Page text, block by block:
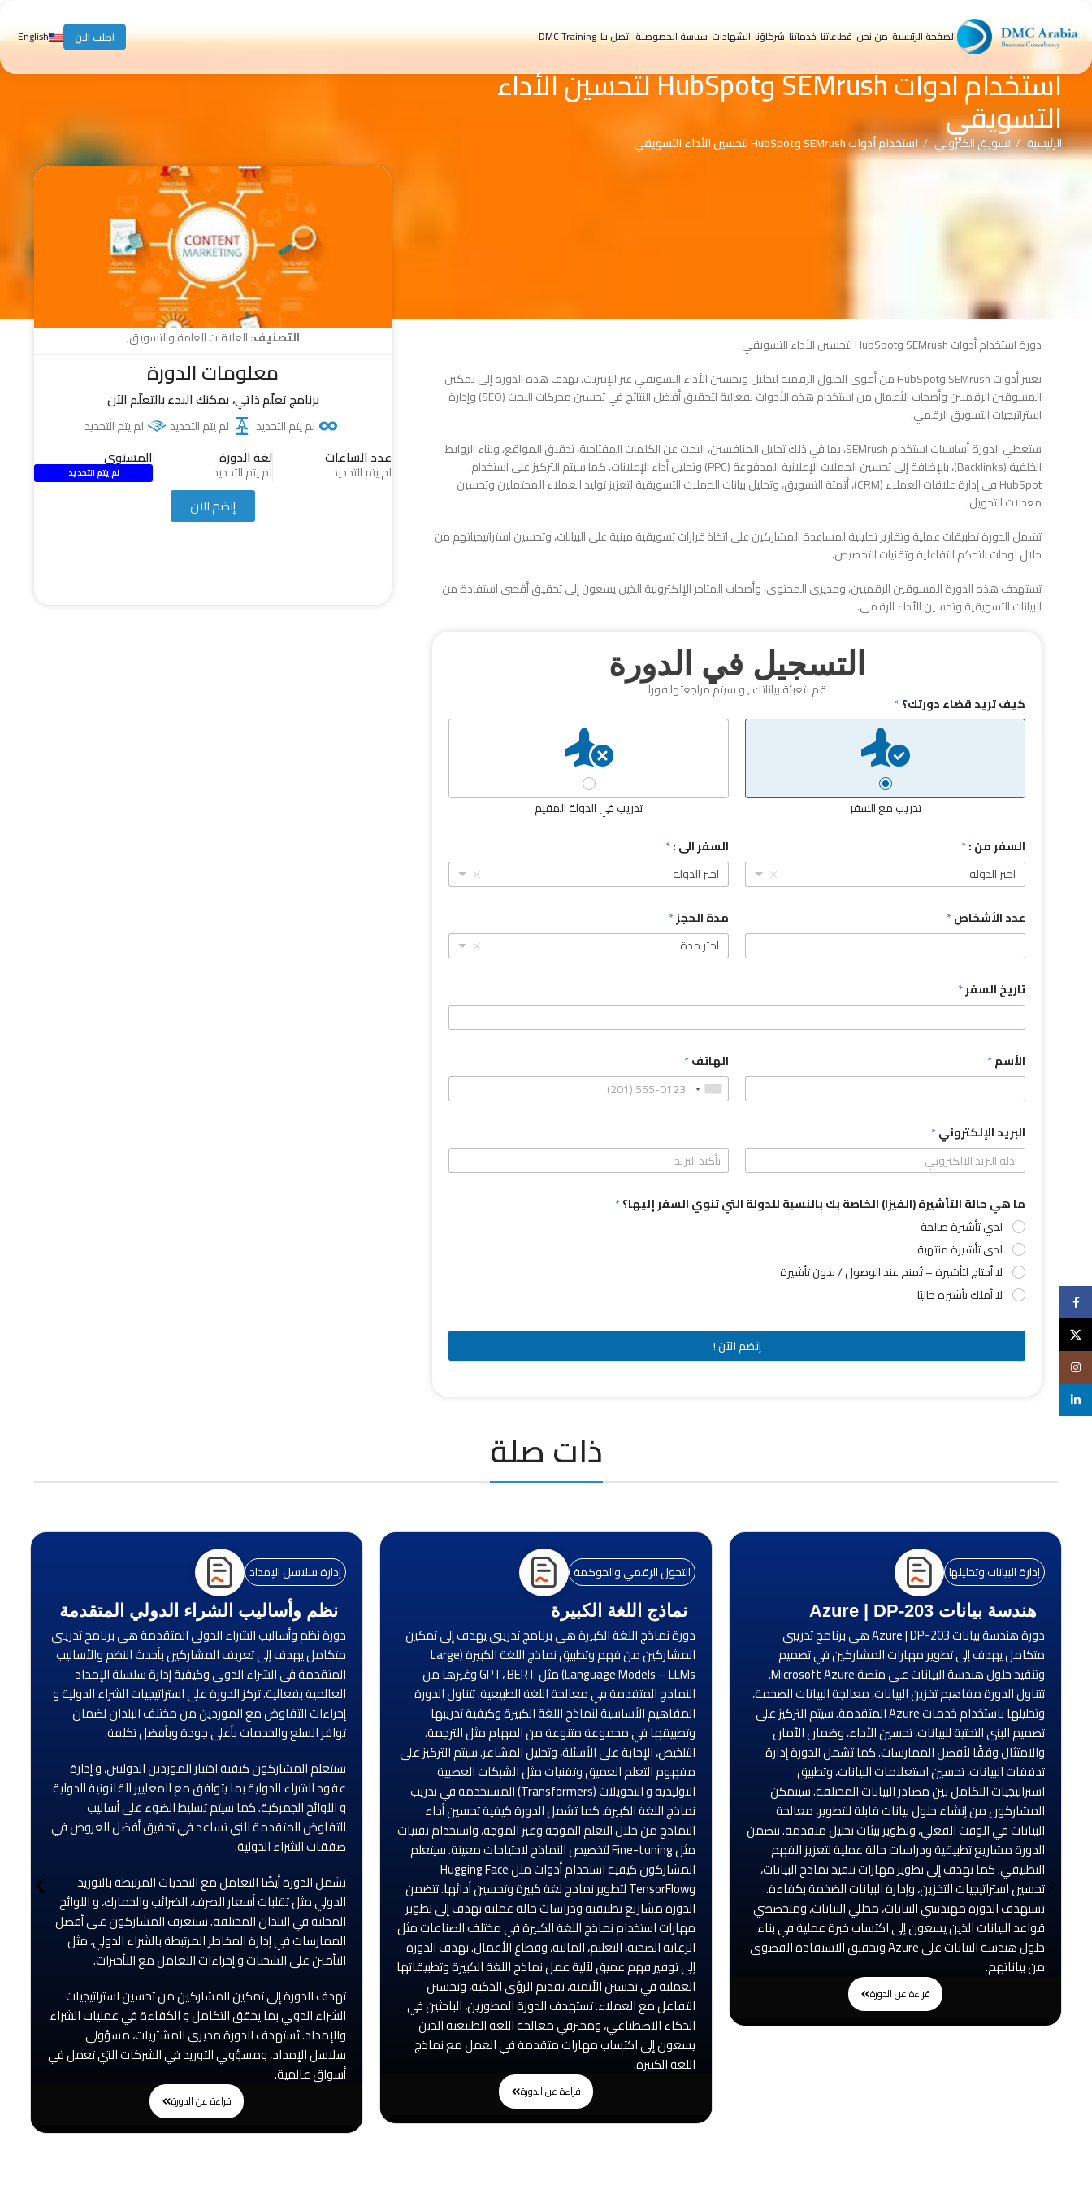
الصفحة الرئيسية من نحن قطاعاتنا خدماتنا شركاؤنا الشهادات سياسة الخصوصية اتصل بنا DMC Training اطلب الان English
استخدام أدوات SEMrush وHubSpot لتحسين الأداء
التسويقي
الرئيسية تسويق الكتروني استخدام أدوات SEMrush وHubSpot لتحسين الأداء التسويقي
دورة استخدام أدوات SEMrush وHubSpot لتحسين الأداء التسويقي
تعتبر أدوات SEMrush وHubSpot من أقوى الحلول الرقمية لتحليل وتحسين الأداء التسويقي عبر الإنترنت. تهدف هذه الدورة إلى تمكين
المسوقين الرقميين وأصحاب الأعمال من استخدام هذه الأدوات بفعالية لتحقيق أفضل النتائج في تحسين محركات البحث (SEO) وإدارة
استراتيجيات التسويق الرقمي.
ستغطي الدورة أساسيات استخدام SEMrush، بما في ذلك تحليل المنافسين، البحث عن الكلمات المفتاحية، تدقيق المواقع، وبناء الروابط
الخلفية (Backlinks)، بالإضافة إلى تحسين الحملات الإعلانية المدفوعة (PPC) وتحليل أداء الإعلانات. كما سيتم التركيز على استخدام
HubSpot في إدارة علاقات العملاء (CRM)، أتمتة التسويق، وتحليل بيانات الحملات التسويقية لتعزيز توليد العملاء المحتملين وتحسين
معدلات التحويل.
تشمل الدورة تطبيقات عملية وتقارير تحليلية لمساعدة المشاركين على اتخاذ قرارات تسويقية مبنية على البيانات، وتحسين استراتيجياتهم من
خلال لوحات التحكم التفاعلية وتقنيات التخصيص.
تستهدف هذه الدورة المسوقين الرقميين، ومديري المحتوى، وأصحاب المتاجر الإلكترونية الذين يسعون إلى تحقيق أقصى استفادة من
البيانات التسويقية وتحسين الأداء الرقمي.
التسجيل في الدورة
قم بتعبئة بياناتك , و سيتم مراجعتها فورا
كيف تريد قضاء دورتك؟*
تدريب مع السفر
تدريب في الدولة المقيم
السفر من :*
اختر الدولة
السفر الى :*
اختر الدولة
عدد الأشخاص* مدة الحجز*
اختر مدة
تاريخ السفر*
الأسم* الهاتف*
البريد الإلكتروني*
ما هي حالة التأشيرة (الفيزا) الخاصة بك بالنسبة للدولة التي تنوي السفر إليها؟*
لدي تأشيرة صالحة
لدي تأشيرة منتهية
لا أحتاج لتأشيرة – تُمنح عند الوصول / بدون تأشيرة
لا أملك تأشيرة حاليًا
إنضم الآن !
التصنيف:العلاقات العامة والتسويق,
معلومات الدورة
برنامج تعلّم ذاتي، يمكنك البدء بالتعلّم الآن
لم يتم التحديد لم يتم التحديد لم يتم التحديد
عدد الساعات
لم يتم التحديد
لغة الدورة
لم يتم التحديد
المستوى
لم يتم التحديد
إنضم الآن
ذات صلة
إدارة البيانات وتحليلها
هندسة بيانات Azure | DP-203
دورة هندسة بيانات Azure | DP-203 هي برنامج تدريبي
متكامل يهدف إلى تطوير مهارات المشاركين في تصميم
وتنفيذ حلول هندسة البيانات على منصة Microsoft Azure.
تتناول الدورة مفاهيم تخزين البيانات، معالجة البيانات الضخمة،
وتحليلها باستخدام خدمات Azure المتقدمة. سيتم التركيز على
تصميم البنى التحتية للبيانات، تحسين الأداء، وضمان الأمان
والامتثال وفقًا لأفضل الممارسات. كما تشمل الدورة إدارة
تدفقات البيانات، تحسين استعلامات البيانات، وتطبيق
استراتيجيات التكامل بين مصادر البيانات المختلفة. سيتمكن
المشاركون من إنشاء حلول بيانات قابلة للتطوير، معالجة
البيانات في الوقت الفعلي، وتطوير بيئات تحليل متقدمة. تتضمن
الدورة مشاريع تطبيقية ودراسات حالة عملية لتعزيز الفهم
التطبيقي. كما تهدف إلى تطوير مهارات تنفيذ نماذج البيانات،
تحسين استراتيجيات التخزين، وإدارة البيانات الضخمة بكفاءة.
تستهدف الدورة مهندسي البيانات، محللي البيانات، ومتخصصي
قواعد البيانات الذين يسعون إلى اكتساب خبرة عملية في بناء
حلول هندسة البيانات على Azure وتحقيق الاستفادة القصوى
من بياناتهم.
قراءة عن الدورة
التحول الرقمي والحوكمة
نماذج اللغة الكبيرة
دورة نماذج اللغة الكبيرة هي برنامج تدريبي يهدف إلى تمكين
المشاركين من فهم وتطبيق نماذج اللغة الكبيرة (Large
Language Models – LLMs) مثل GPT، BERT وغيرها من
النماذج المتقدمة في معالجة اللغة الطبيعية. تتناول الدورة
المفاهيم الأساسية لنماذج اللغة الكبيرة وكيفية تدريبها
وتطبيقها في مجموعة متنوعة من المهام مثل الترجمة،
التلخيص، الإجابة على الأسئلة، وتحليل المشاعر. سيتم التركيز على
مفهوم التعلم العميق وتقنيات مثل الشبكات العصبية
التوليدية و التحويلات (Transformers) المستخدمة في تدريب
نماذج اللغة الكبيرة. كما تشمل الدورة كيفية تحسين أداء
النماذج من خلال التعلم الموجه وغير الموجه، واستخدام تقنيات
مثل Fine-tuning لتخصيص النماذج لاحتياجات معينة. سيتعلم
المشاركون كيفية استخدام أدوات مثل Hugging Face
وTensorFlow لتطوير نماذج لغة كبيرة وتحسين أدائها. تتضمن
الدورة مشاريع تطبيقية ودراسات حالة عملية تهدف إلى تطوير
مهارات استخدام نماذج اللغة الكبيرة في مختلف الصناعات مثل
الرعاية الصحية، التعليم، المالية، وقطاع الأعمال. تهدف الدورة
إلى توفير فهم عميق لآلية عمل نماذج اللغة الكبيرة وتطبيقاتها
العملية في تحسين الأتمتة، تقديم الرؤى الذكية، وتحسين
التفاعل مع العملاء. تستهدف الدورة المطورين، الباحثين في
الذكاء الاصطناعي، ومحترفي معالجة اللغة الطبيعية الذين
يسعون إلى اكتساب مهارات متقدمة في العمل مع نماذج
اللغة الكبيرة.
قراءة عن الدورة
إدارة سلاسل الإمداد
نظم وأساليب الشراء الدولي المتقدمة
دورة نظم وأساليب الشراء الدولي المتقدمة هي برنامج تدريبي
متكامل يهدف إلى تعريف المشاركين بأحدث النظم والأساليب
المتقدمة في الشراء الدولي وكيفية إدارة سلسلة الإمداد
العالمية بفعالية. تركز الدورة على استراتيجيات الشراء الدولية و
إجراءات التفاوض مع الموردين من مختلف البلدان لضمان
توافر السلع والخدمات بأعلى جودة وبأفضل تكلفة.
سيتعلم المشاركون كيفية اختيار الموردين الدوليين، و إدارة
عقود الشراء الدولية بما يتوافق مع المعايير القانونية الدولية
و اللوائح الجمركية. كما سيتم تسليط الضوء على أساليب
التفاوض المتقدمة التي تساعد في تحقيق أفضل العروض في
صفقات الشراء الدولية.
تشمل الدورة أيضًا التعامل مع التحديات المرتبطة بالتوريد
الدولي مثل تقلبات أسعار الصرف، الضرائب والجمارك، و اللوائح
المحلية في البلدان المختلفة. سيتعرف المشاركون على أفضل
الممارسات في إدارة المخاطر المرتبطة بالشراء الدولي، مثل
التأمين على الشحنات و إجراءات التعامل مع التأخيرات.
تهدف الدورة إلى تمكين المشاركين من تحسين استراتيجيات
الشراء الدولي بما يحقق التكامل و الكفاءة في عمليات الشراء
والإمداد. تَستهدف الدورة مديري المشتريات، مسؤولي
سلاسل الإمداد، ومسؤولي التوريد في الشركات التي تعمل في
أسواق عالمية.
قراءة عن الدورة
Facebook
Instagram